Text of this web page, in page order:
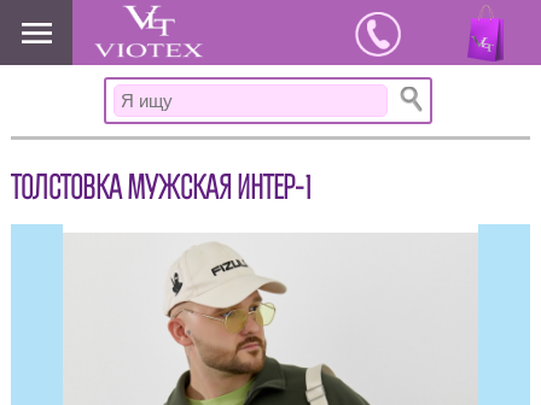
www.viotex37.ru
ТОЛСТОВКА МУЖСКАЯ ИНТЕР-1